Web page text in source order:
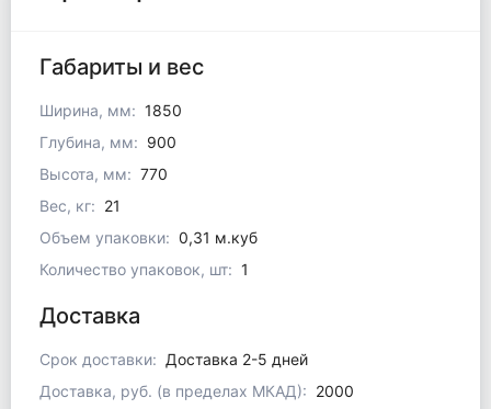
Габариты и вес
Ширина, мм: 1850
Глубина, мм: 900
Высота, мм: 770
Вес, кг: 21
Объем упаковки: 0,31 м.куб
Количество упаковок, шт: 1
Доставка
Срок доставки: Доставка 2-5 дней
Доставка, руб. (в пределах МКАД): 2000